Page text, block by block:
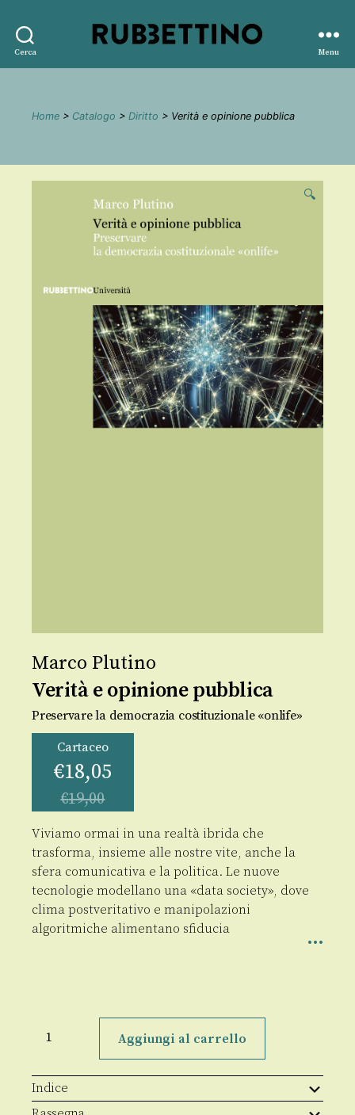
Cerca
editore
Menu
Home > Catalogo > Diritto > Verità e opinione pubblica
🔍
Marco Plutino
Verità e opinione pubblica
Preservare la democrazia costituzionale «onlife»
Cartaceo
€18,05
€19,00
Viviamo ormai in una realtà ibrida che
trasforma, insieme alle nostre vite, anche la
sfera comunicativa e la politica. Le nuove
tecnologie modellano una «data society», dove
clima postveritativo e manipolazioni
algoritmiche alimentano sfiducia
quantità
Aggiungi al carrello
Indice